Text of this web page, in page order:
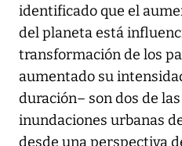
identificado que el
del planeta está
transformación de los
aumentado su
duración– son dos de
inundaciones urbanas
desde una perspectiva